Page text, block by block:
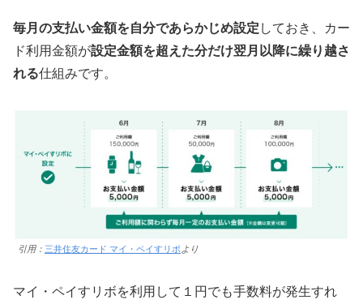
毎月の支払い金額を自分であらかじめ設定 しておき、カー
ド利用金額が設定金額を超えた分だけ翌月以降に繰り越さ
れる仕組みです。
引用： 三井住友カード マイ・ペイすリボ より
マイ・ペイすリボを利用して１円でも手数料が発生すれ